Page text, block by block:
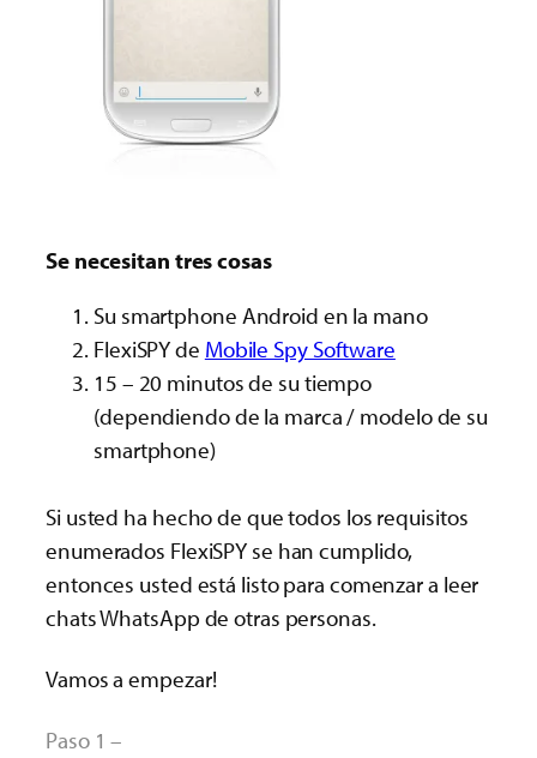
Se necesitan tres cosas
Su smartphone Android en la mano
FlexiSPY de Mobile Spy Software
15 – 20 minutos de su tiempo
(dependiendo de la marca / modelo de su
smartphone)
Si usted ha hecho de que todos los requisitos
enumerados FlexiSPY se han cumplido,
entonces usted está listo para comenzar a leer
chats WhatsApp de otras personas.
Vamos a empezar!
Paso 1 –